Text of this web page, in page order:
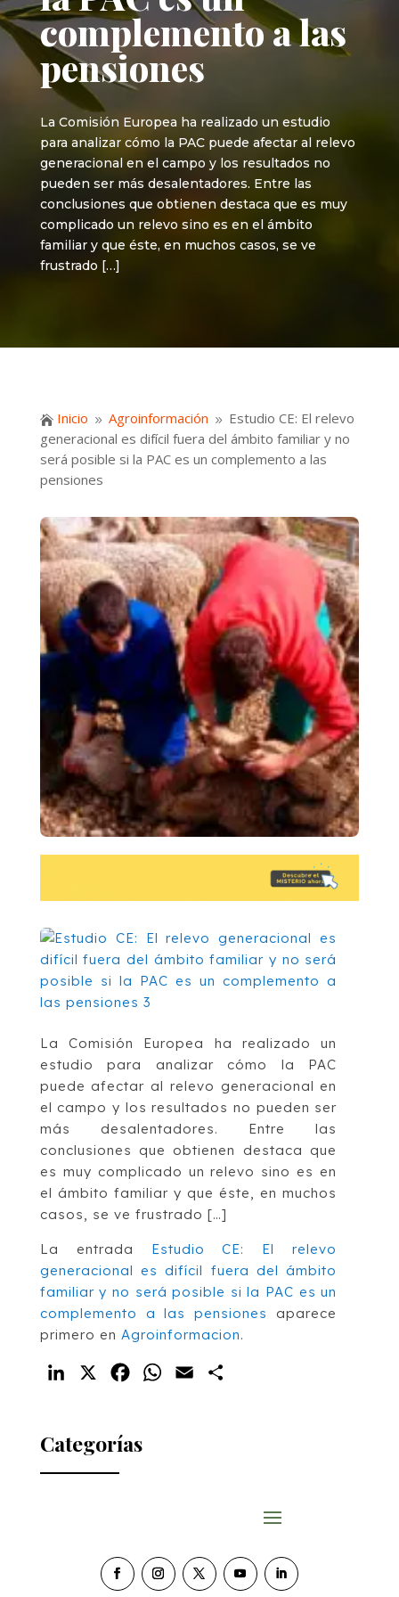
complemento a las
pensiones
La Comisión Europea ha realizado un estudio
para analizar cómo la PAC puede afectar al relevo
generacional en el campo y los resultados no
pueden ser más desalentadores. Entre las
conclusiones que obtienen destaca que es muy
complicado un relevo sino es en el ámbito
familiar y que éste, en muchos casos, se ve
frustrado […]
 Inicio 9 Agroinformación 9 Estudio CE: El relevo
generacional es difícil fuera del ámbito familiar y no
será posible si la PAC es un complemento a las
pensiones
La Comisión Europea ha realizado un
estudio para analizar cómo la PAC
puede afectar al relevo generacional en
el campo y los resultados no pueden ser
más desalentadores. Entre las
conclusiones que obtienen destaca que
es muy complicado un relevo sino es en
el ámbito familiar y que éste, en muchos
casos, se ve frustrado […]
La entrada Estudio CE: El relevo
generacional es difícil fuera del ámbito
familiar y no será posible si la PAC es un
complemento a las pensiones
aparece
primero en Agroinformacion.
LinkedIn FacebookWhatsApp
Email
Categorías